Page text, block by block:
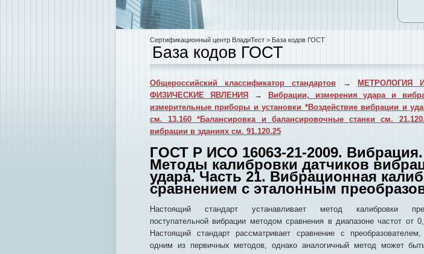
Сертификационный центр ВладиТест > База кодов ГОСТ
База кодов ГОСТ
Общероссийский классификатор стандартов→
МЕТРОЛОГИЯ
ФИЗИЧЕСКИЕ ЯВЛЕНИЯ
→
Вибрации, измерения удара и
измерительные приборы и установки *Воздействие вибрации и
см. 13.160 *Балансировка и балансировочные станки см.
вибрации в зданиях см. 91.120.25
ГОСТ Р ИСО 16063-21-2009. Вибрация.
Методы калибровки датчиков
удара. Часть 21. Вибрационная
сравнением с эталонным
Настоящий стандарт устанавливает метод калибровки
поступательной вибрации методом сравнения в диапазоне частот от
Настоящий стандарт рассматривает сравнение с
одним из первичных методов, однако аналогичный метод может